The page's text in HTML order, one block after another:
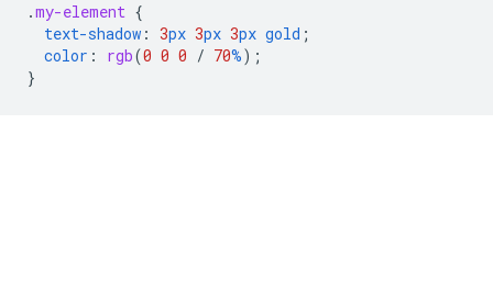
.my-element {
text-shadow : 3px 3px 3px gold ;
color : rgb(0 0 0 / 70%);
}